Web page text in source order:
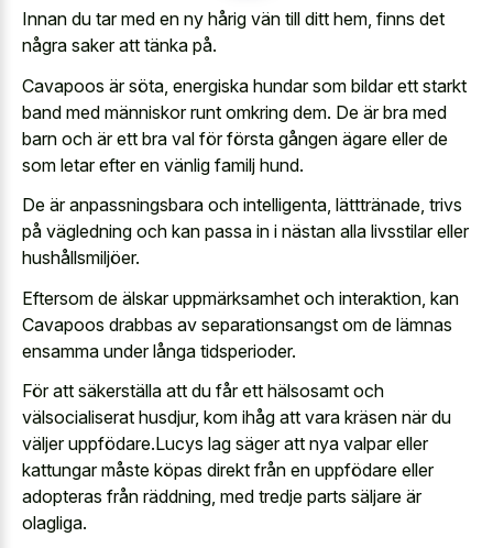
Innan du tar med en ny hårig vän till ditt hem, finns det
några saker att tänka på.
Cavapoos är söta, energiska hundar som bildar ett starkt
band med människor runt omkring dem. De är bra med
barn och är ett bra val för första gången ägare eller de
som letar efter en vänlig familj hund.
De är anpassningsbara och intelligenta, lätttränade, trivs
på vägledning och kan passa in i nästan alla livsstilar eller
hushållsmiljöer.
Eftersom de älskar uppmärksamhet och interaktion, kan
Cavapoos drabbas av separationsangst om de lämnas
ensamma under långa tidsperioder.
För att säkerställa att du får ett hälsosamt och
välsocialiserat husdjur, kom ihåg att vara kräsen när du
väljer uppfödare.Lucys lag säger att nya valpar eller
kattungar måste köpas direkt från en uppfödare eller
adopteras från räddning, med tredje parts säljare är
olagliga.